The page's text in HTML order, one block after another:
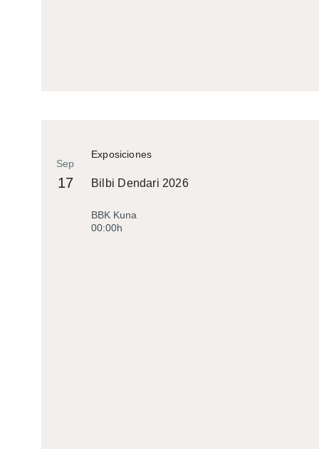
Exposiciones
Sep
17 Bilbi Dendari 2026
BBK Kuna
00:00h